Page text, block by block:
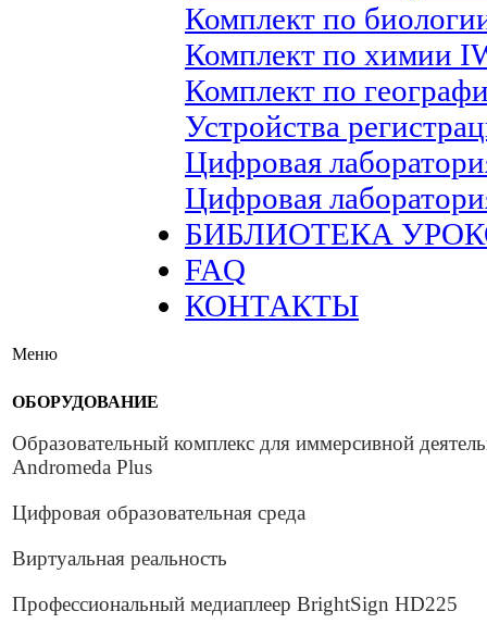
Комплект по
Комплект по химии
Комплект по
Устройства
Цифровая
Цифровая
БИБЛИОТЕКА
FAQ
КОНТАКТЫ
Меню
ОБОРУДОВАНИЕ
Образовательный комплекс для иммерсивной
Andromeda Plus
Цифровая образовательная среда
Виртуальная реальность
Профессиональный медиаплеер BrightSign HD225